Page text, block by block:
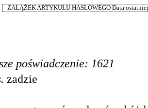
ZALĄŻEK ARTYKUŁU HASŁOWEGO Data
poświadczenie: 1621
zadzie